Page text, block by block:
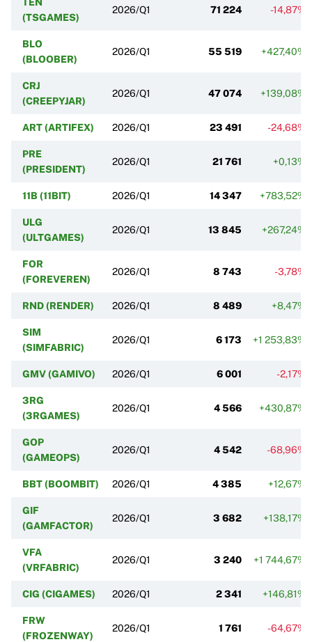
(TSGAMES)
2026/Q1 71 224 -14,87%
BLO
(BLOOBER)
2026/Q1 55 519 +427,40%
CRJ
(CREEPYJAR)
2026/Q1 47 074 +139,08%
ART (ARTIFEX) 2026/Q1 23 491 -24,68%
PRE
(PRESIDENT)
2026/Q1 21 761 +0,13%
11B (11BIT) 2026/Q1 14 347 +783,52%
ULG
(ULTGAMES)
2026/Q1 13 845 +267,24%
FOR
(FOREVEREN)
2026/Q1 8 743 -3,78%
RND (RENDER) 2026/Q1 8 489 +8,47%
SIM
(SIMFABRIC)
2026/Q1 6 173 +1 253,83%
GMV (GAMIVO) 2026/Q1 6 001 -2,17%
3RG
(3RGAMES)
2026/Q1 4 566 +430,87%
GOP
(GAMEOPS)
2026/Q1 4 542 -68,96%
BBT (BOOMBIT) 2026/Q1 4 385 +12,67%
GIF
(GAMFACTOR)
2026/Q1 3 682 +138,17%
VFA
(VRFABRIC)
2026/Q1 3 240 +1 744,67%
CIG (CIGAMES) 2026/Q1 2 341 +146,81%
FRW
(FROZENWAY)
2026/Q1 1 761 -64,67%